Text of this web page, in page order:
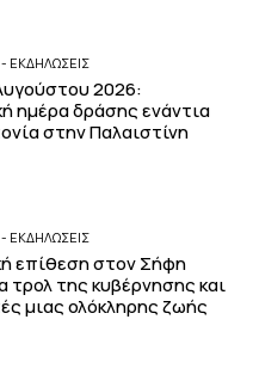
ΕΚΔΗΛΩΣΕΙΣ
2026:
ημέρα δράσης ενάντια
στην Παλαιστίνη
ΕΚΔΗΛΩΣΕΙΣ
επίθεση στον Σήφη
τρολ της κυβέρνησης και
μιας ολόκληρης ζωής